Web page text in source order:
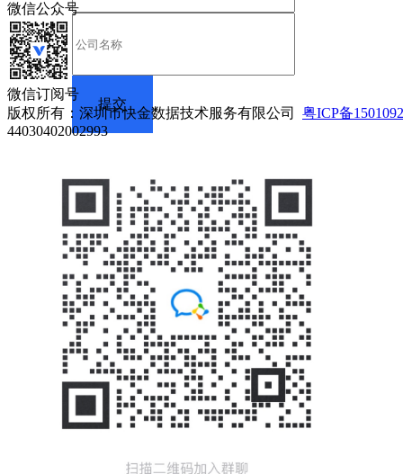
微信公众号
微信订阅号
版权所有：深圳市快金数据技术服务有限公司 粤ICP备
44030402002993